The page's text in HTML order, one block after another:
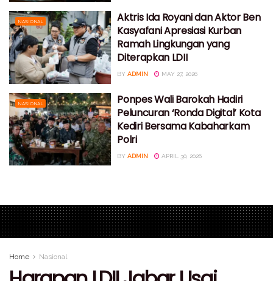
NASIONAL
Aktris Ida Royani dan Aktor Ben
Kasyafani Apresiasi Kurban
Ramah Lingkungan yang
Diterapkan LDII
BY ADMIN MAY 27, 2026
NASIONAL
Ponpes Wali Barokah Hadiri
Peluncuran ‘Ronda Digital’ Kota
Kediri Bersama Kabaharkam
Polri
BY ADMIN APRIL 30, 2026
Home Nasional